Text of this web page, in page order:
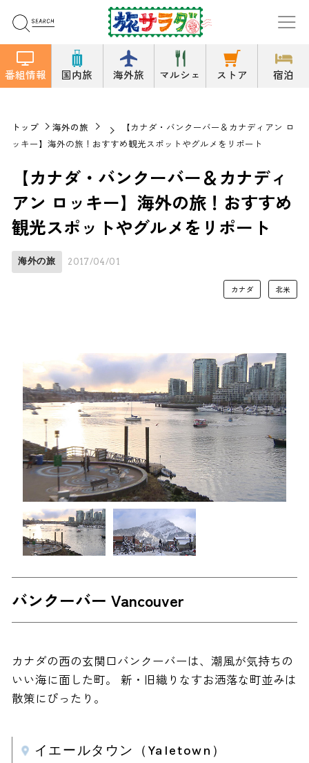
番組情報 国内旅 海外旅 マルシェ ストア 宿泊
トップ 海外の旅
【カナダ・バンクーバー＆カナディアン ロ
ッキー】海外の旅！おすすめ観光スポットやグルメをリポート
【カナダ・バンクーバー＆カナディ
アン ロッキー】海外の旅！おすすめ
観光スポットやグルメをリポート
海外の旅 2017/04/01
カナダ 北米
バンクーバー Vancouver
カナダの西の玄関口バンクーバーは、潮風が気持ちの
いい海に面した町。 新・旧織りなすお洒落な町並みは
散策にぴったり。
イエールタウン（Yaletown）